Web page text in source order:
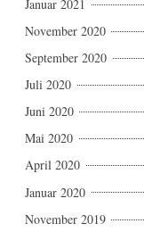
Januar 2021
November 2020
September 2020
Juli 2020
Juni 2020
Mai 2020
April 2020
Januar 2020
November 2019